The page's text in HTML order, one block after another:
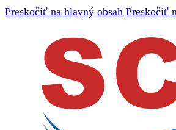
Preskočiť na hlavný obsah Preskočiť